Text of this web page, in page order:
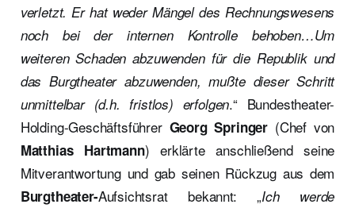
verletzt. Er hat weder Mängel des Rechnungswesens
noch bei der internen Kontrolle behoben…Um
weiteren Schaden abzuwenden für die Republik und
das Burgtheater abzuwenden, mußte dieser Schritt
unmittelbar (d.h. fristlos) erfolgen.“ Bundestheater-
Holding-Geschäftsführer Georg Springer (Chef von
Matthias Hartmann) erklärte anschließend seine
Mitverantwortung und gab seinen Rückzug aus dem
Burgtheater-Aufsichtsrat bekannt: „Ich werde